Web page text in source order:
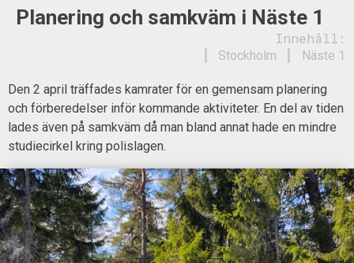
Planering och samkväm i Näste 1
Innehåll:
Näste 1
Stockholm
Den 2 april träffades kamrater för en gemensam planering
och förberedelser inför kommande aktiviteter. En del av tiden
lades även på samkväm då man bland annat hade en mindre
studiecirkel kring polislagen.